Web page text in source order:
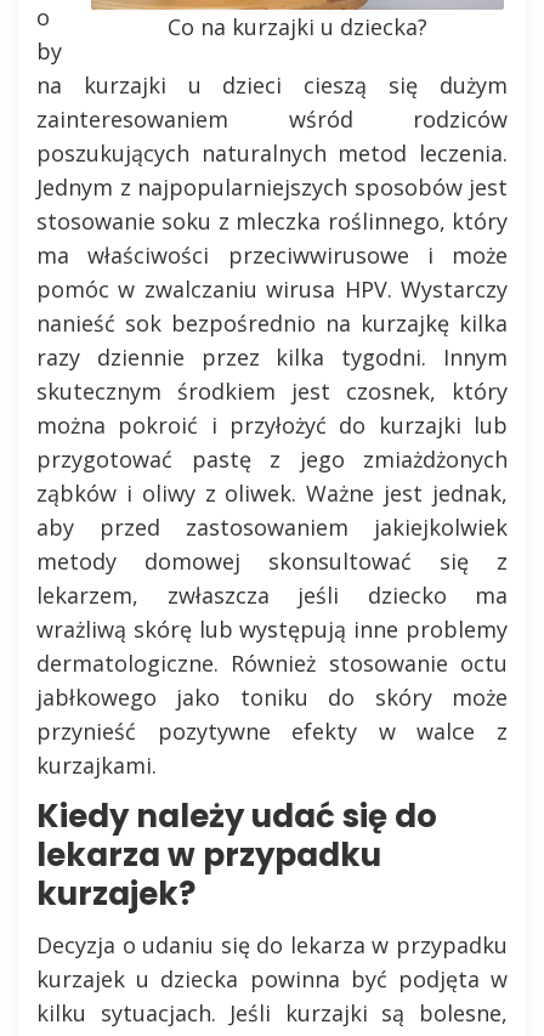
Co na kurzajki u dziecka?
o
by
na kurzajki u dzieci cieszą się dużym
zainteresowaniem wśród rodziców
poszukujących naturalnych metod leczenia.
Jednym z najpopularniejszych sposobów jest
stosowanie soku z mleczka roślinnego, który
ma właściwości przeciwwirusowe i może
pomóc w zwalczaniu wirusa HPV. Wystarczy
nanieść sok bezpośrednio na kurzajkę kilka
razy dziennie przez kilka tygodni. Innym
skutecznym środkiem jest czosnek, który
można pokroić i przyłożyć do kurzajki lub
przygotować pastę z jego zmiażdżonych
ząbków i oliwy z oliwek. Ważne jest jednak,
aby przed zastosowaniem jakiejkolwiek
metody domowej skonsultować się z
lekarzem, zwłaszcza jeśli dziecko ma
wrażliwą skórę lub występują inne problemy
dermatologiczne. Również stosowanie octu
jabłkowego jako toniku do skóry może
przynieść pozytywne efekty w walce z
kurzajkami.
Kiedy należy udać się do
lekarza w przypadku
kurzajek?
Decyzja o udaniu się do lekarza w przypadku
kurzajek u dziecka powinna być podjęta w
kilku sytuacjach. Jeśli kurzajki są bolesne,